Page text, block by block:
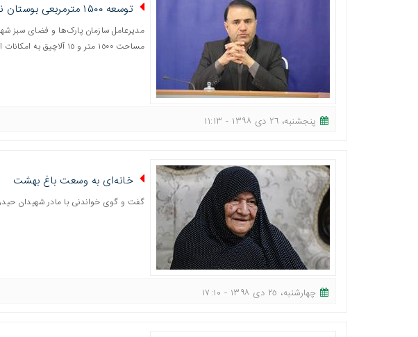
توسعه ۱۵۰۰ مترمربعی بوستان نیایش
مدیرعامل سازمان پارک‌ها و فضای سبز
مساحت ١٥٠٠ متر و ١٥ آلاچیق به امکانات این بوستان اضافه شده است.
پنجشنبه، ٢٦ دی ١٣٩٨ - ١١:١٣
خانه‌ای به وسعت باغ بهشت
گفت و گوی خواندنی با مادر شهیدان
چهارشنبه، ٢٥ دی ١٣٩٨ - ١٧:١٠